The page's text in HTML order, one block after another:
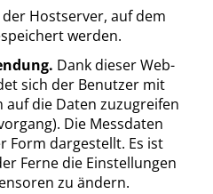
der Hostserver, auf dem
werden.
Dank dieser Web-
sich der Benutzer mit
die Daten zuzugreifen
Die Messdaten
Form dargestellt. Es ist
Ferne die Einstellungen
zu ändern.